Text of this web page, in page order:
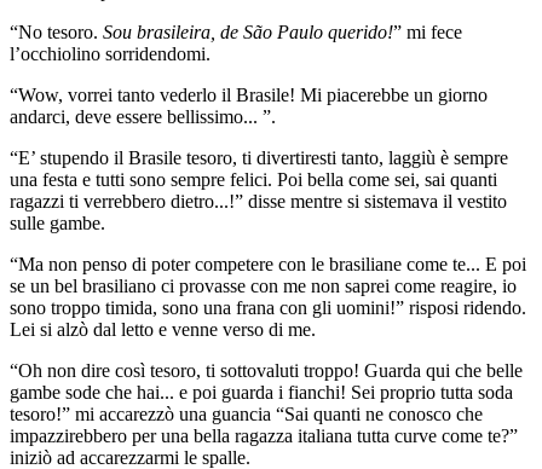
“No tesoro. Sou brasileira, de São Paulo querido!” mi fece
l’occhiolino sorridendomi.
“Wow, vorrei tanto vederlo il Brasile! Mi piacerebbe un giorno
andarci, deve essere bellissimo... ”.
“E’ stupendo il Brasile tesoro, ti divertiresti tanto, laggiù è sempre
una festa e tutti sono sempre felici. Poi bella come sei, sai quanti
ragazzi ti verrebbero dietro...!” disse mentre si sistemava il vestito
sulle gambe.
“Ma non penso di poter competere con le brasiliane come te... E poi
se un bel brasiliano ci provasse con me non saprei come reagire, io
sono troppo timida, sono una frana con gli uomini!” risposi ridendo.
Lei si alzò dal letto e venne verso di me.
“Oh non dire così tesoro, ti sottovaluti troppo! Guarda qui che belle
gambe sode che hai... e poi guarda i fianchi! Sei proprio tutta soda
tesoro!” mi accarezzò una guancia “Sai quanti ne conosco che
impazzirebbero per una bella ragazza italiana tutta curve come te?”
iniziò ad accarezzarmi le spalle.